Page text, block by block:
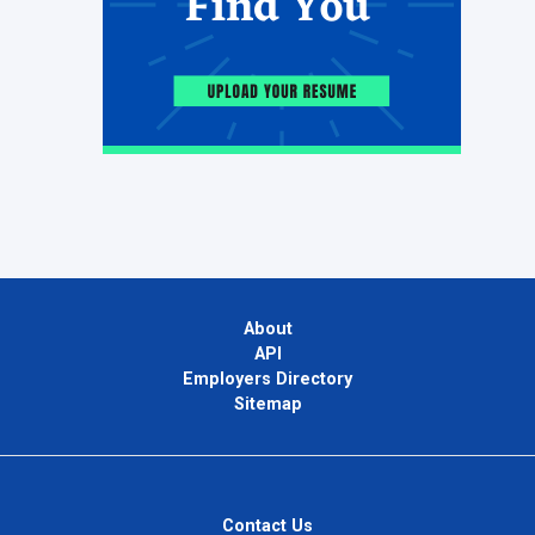
About
API
Employers Directory
Sitemap
Contact Us